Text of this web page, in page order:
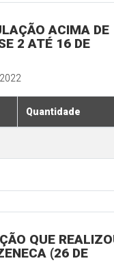
ACIMA DE
2 ATÉ 16 DE
Quantidade
QUE
(26 DE